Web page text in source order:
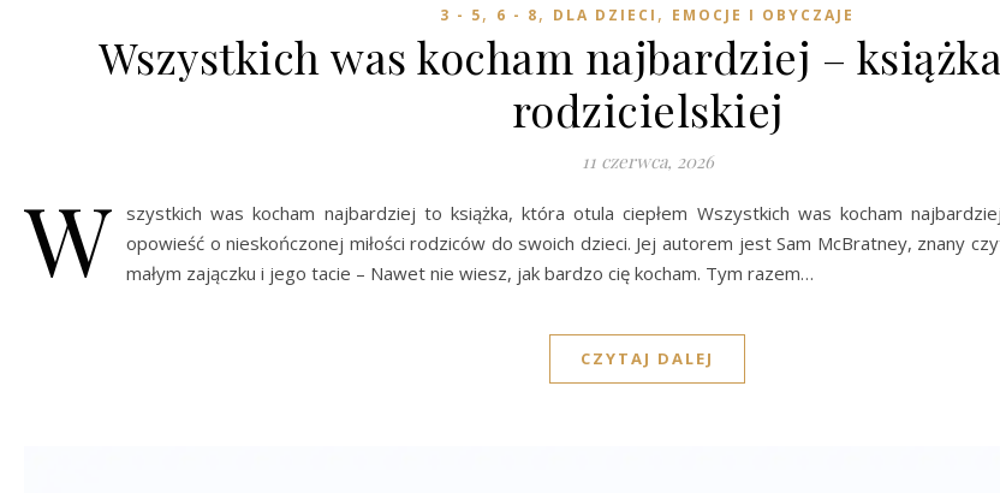
3 - 5, 6 - 8, DLA DZIECI , EMOCJE I OBYCZAJE
Wszystkich was kocham najbardziej –
rodzicielskiej
11 czerwca, 2026
W
szystkich was kocham najbardziej to książka, która otula ciepłem Wszystkich was kocham
opowieść o nieskończonej miłości rodziców do swoich dzieci. Jej autorem jest Sam McBratney, znany
małym zajączku i jego tacie – Nawet nie wiesz, jak bardzo cię kocham. Tym razem…
CZYTAJ DALEJ